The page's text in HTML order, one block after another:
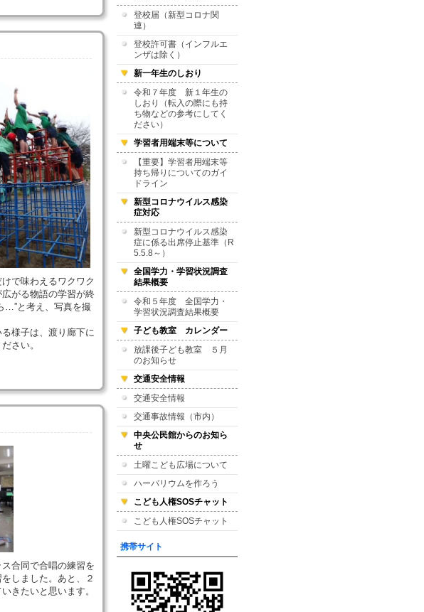
で味わえるワクワク
がる物語の学習が終
…”と考え、写真を撮
様子は、渡り廊下に
さい。
合同で合唱の練習を
しました。あと、２
きたいと思います。
登校届（新型コロナ関
連）
登校許可書（インフルエ
ンザは除く）
新一年生のしおり
令和７年度 新１年生の
しおり（転入の際にも持
ち物などの参考にしてく
ださい）
学習者用端末等について
【重要】学習者用端末等
持ち帰りについてのガイ
ドライン
新型コロナウイルス感染
症対応
新型コロナウイルス感染
症に係る出席停止基準（R
5.5.8～）
全国学力・学習状況調査
結果概要
令和５年度 全国学力・
学習状況調査結果概要
子ども教室 カレンダー
放課後子ども教室 ５月
のお知らせ
交通安全情報
交通安全情報
交通事故情報（市内）
中央公民館からのお知ら
せ
土曜こども広場について
ハーバリウムを作ろう
こども人権SOSチャット
こども人権SOSチャット
携帯サイト